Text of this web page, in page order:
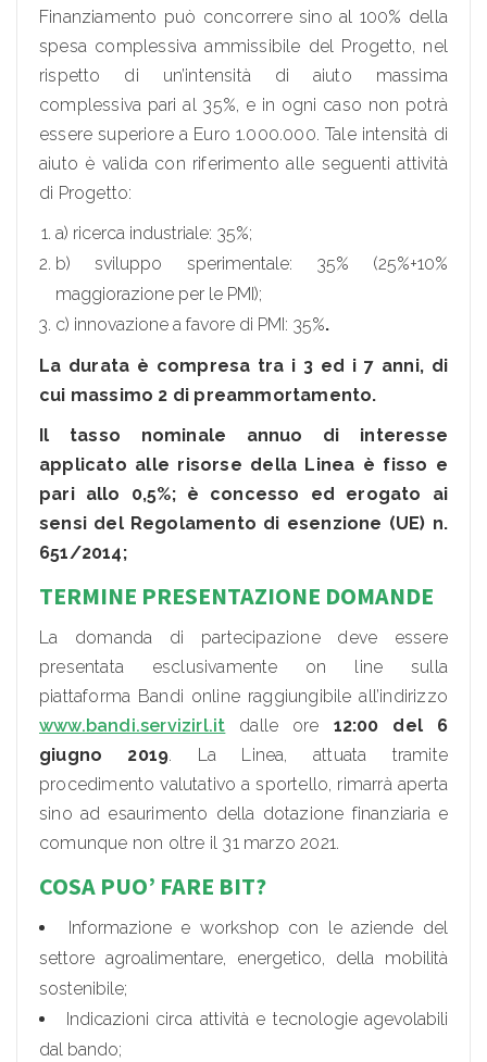
Finanziamento può concorrere sino al 100% della
spesa complessiva ammissibile del Progetto, nel
rispetto di un’intensità di aiuto massima
complessiva pari al 35%, e in ogni caso non potrà
essere superiore a Euro 1.000.000. Tale intensità di
aiuto è valida con riferimento alle seguenti attività
di Progetto:
a) ricerca industriale: 35%;
b) sviluppo sperimentale: 35% (25%+10%
maggiorazione per le PMI);
c) innovazione a favore di PMI: 35%.
La durata è compresa tra i 3 ed i 7 anni, di
cui massimo 2 di preammortamento.
Il tasso nominale annuo di interesse
applicato alle risorse della Linea è fisso e
pari allo 0,5%; è concesso ed erogato ai
sensi del Regolamento di esenzione (UE) n.
651/2014;
TERMINE PRESENTAZIONE DOMANDE
La domanda di partecipazione deve essere
presentata esclusivamente on line sulla
piattaforma Bandi online raggiungibile all’indirizzo
www.bandi.servizirl.it dalle ore 12:00 del 6
giugno 2019. La Linea, attuata tramite
procedimento valutativo a sportello, rimarrà aperta
sino ad esaurimento della dotazione finanziaria e
comunque non oltre il 31 marzo 2021.
COSA PUO’ FARE BIT?
Informazione e workshop con le aziende del
settore agroalimentare, energetico, della mobilità
sostenibile;
Indicazioni circa attività e tecnologie agevolabili
dal bando;